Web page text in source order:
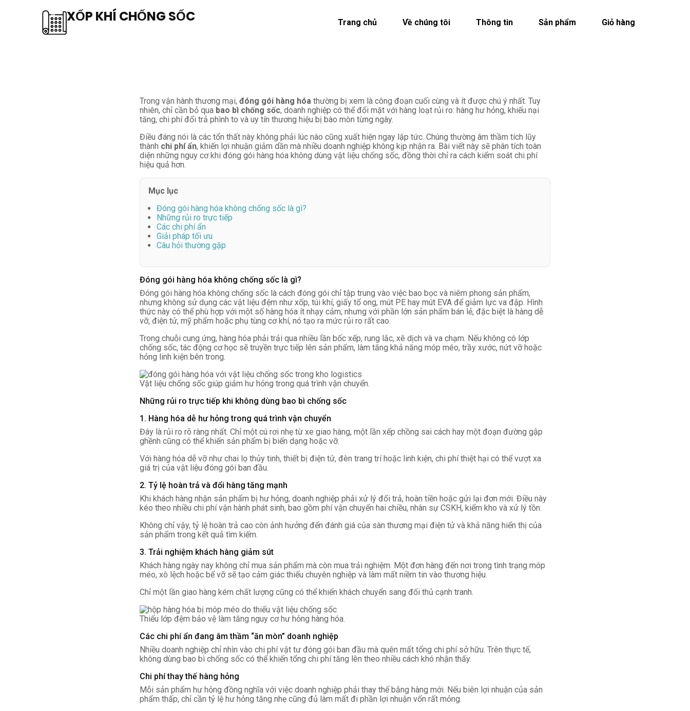
XỐP KHÍ CHỐNG SỐC Trang chủ Về chúng tôi Thông tin Sản phẩm Giỏ hàng
Trong vận hành thương mại, đóng gói hàng hóa thường bị xem là công đoạn cuối cùng và ít được chú ý nhất. Tuy
nhiên, chỉ cần bỏ qua bao bì chống sốc, doanh nghiệp có thể đối mặt với hàng loạt rủi ro: hàng hư hỏng, khiếu nại
tăng, chi phí đổi trả phình to và uy tín thương hiệu bị bào mòn từng ngày.
Điều đáng nói là các tổn thất này không phải lúc nào cũng xuất hiện ngay lập tức. Chúng thường âm thầm tích lũy
thành chi phí ẩn, khiến lợi nhuận giảm dần mà nhiều doanh nghiệp không kịp nhận ra. Bài viết này sẽ phân tích toàn
diện những nguy cơ khi đóng gói hàng hóa không dùng vật liệu chống sốc, đồng thời chỉ ra cách kiểm soát chi phí
hiệu quả hơn.
Mục lục
Đóng gói hàng hóa không chống sốc là gì?
Những rủi ro trực tiếp
Các chi phí ẩn
Giải pháp tối ưu
Câu hỏi thường gặp
Đóng gói hàng hóa không chống sốc là gì?
Đóng gói hàng hóa không chống sốc là cách đóng gói chỉ tập trung vào việc bao bọc và niêm phong sản phẩm,
nhưng không sử dụng các vật liệu đệm như xốp, túi khí, giấy tổ ong, mút PE hay mút EVA để giảm lực va đập. Hình
thức này có thể phù hợp với một số hàng hóa ít nhạy cảm, nhưng với phần lớn sản phẩm bán lẻ, đặc biệt là hàng dễ
vỡ, điện tử, mỹ phẩm hoặc phụ tùng cơ khí, nó tạo ra mức rủi ro rất cao.
Trong chuỗi cung ứng, hàng hóa phải trải qua nhiều lần bốc xếp, rung lắc, xê dịch và va chạm. Nếu không có lớp
chống sốc, tác động cơ học sẽ truyền trực tiếp lên sản phẩm, làm tăng khả năng móp méo, trầy xước, nứt vỡ hoặc
hỏng linh kiện bên trong.
Vật liệu chống sốc giúp giảm hư hỏng trong quá trình vận chuyển.
Những rủi ro trực tiếp khi không dùng bao bì chống sốc
1. Hàng hóa dễ hư hỏng trong quá trình vận chuyển
Đây là rủi ro rõ ràng nhất. Chỉ một cú rơi nhẹ từ xe giao hàng, một lần xếp chồng sai cách hay một đoạn đường gập
ghềnh cũng có thể khiến sản phẩm bị biến dạng hoặc vỡ.
Với hàng hóa dễ vỡ như chai lọ thủy tinh, thiết bị điện tử, đèn trang trí hoặc linh kiện, chi phí thiệt hại có thể vượt xa
giá trị của vật liệu đóng gói ban đầu.
2. Tỷ lệ hoàn trả và đổi hàng tăng mạnh
Khi khách hàng nhận sản phẩm bị hư hỏng, doanh nghiệp phải xử lý đổi trả, hoàn tiền hoặc gửi lại đơn mới. Điều này
kéo theo nhiều chi phí vận hành phát sinh, bao gồm phí vận chuyển hai chiều, nhân sự CSKH, kiểm kho và xử lý tồn.
Không chỉ vậy, tỷ lệ hoàn trả cao còn ảnh hưởng đến đánh giá của sàn thương mại điện tử và khả năng hiển thị của
sản phẩm trong kết quả tìm kiếm.
3. Trải nghiệm khách hàng giảm sút
Khách hàng ngày nay không chỉ mua sản phẩm mà còn mua trải nghiệm. Một đơn hàng đến nơi trong tình trạng móp
méo, xô lệch hoặc bể vỡ sẽ tạo cảm giác thiếu chuyên nghiệp và làm mất niềm tin vào thương hiệu.
Chỉ một lần giao hàng kém chất lượng cũng có thể khiến khách chuyển sang đối thủ cạnh tranh.
Thiếu lớp đệm bảo vệ làm tăng nguy cơ hư hỏng hàng hóa.
Các chi phí ẩn đang âm thầm “ăn mòn” doanh nghiệp
Nhiều doanh nghiệp chỉ nhìn vào chi phí vật tư đóng gói ban đầu mà quên mất tổng chi phí sở hữu. Trên thực tế,
không dùng bao bì chống sốc có thể khiến tổng chi phí tăng lên theo nhiều cách khó nhận thấy.
Chi phí thay thế hàng hỏng
Mỗi sản phẩm hư hỏng đồng nghĩa với việc doanh nghiệp phải thay thế bằng hàng mới. Nếu biên lợi nhuận của sản
phẩm thấp, chỉ cần tỷ lệ hư hỏng tăng nhẹ cũng đủ làm mất đi phần lợi nhuận vốn rất mỏng.